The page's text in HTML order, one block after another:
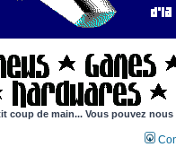
coup de main... Vous pouvez